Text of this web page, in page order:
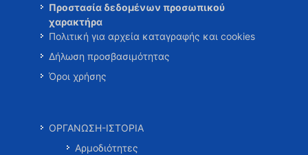
Προστασία δεδομένων προσωπικού
χαρακτήρα
Πολιτική για αρχεία καταγραφής και cookies
Δήλωση προσβασιμότητας
Όροι χρήσης
ΟΡΓΑΝΩΣΗ-ΙΣΤΟΡΙΑ
Αρμοδιότητες